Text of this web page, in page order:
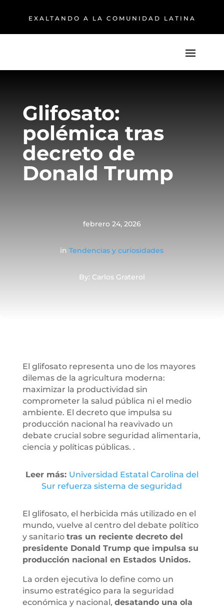
EXALTANDO A LA COMUNIDAD LATINA
Glifosato:
polémica tras
decreto de
Donald Trump
febrero 24, 2026
inTendencias y curiosidades
By: Carlos Graterol
El glifosato representa uno de los mayores
dilemas de la agricultura moderna:
maximizar la productividad sin
comprometer la salud pública ni el medio
ambiente. El decreto que impulsa su
producción nacional ha reavivado un
debate crucial sobre seguridad alimentaria,
ciencia y políticas públicas. .
Leer más: Universidad Estatal Carolina del
Sur refuerza sistema de seguridad
El glifosato, el herbicida más utilizado en el
mundo, vuelve al centro del debate político
y sanitario tras un reciente decreto del
presidente Donald Trump que impulsa su
producción nacional en Estados Unidos.
La orden ejecutiva lo define como un
insumo estratégico para la seguridad
económica y nacional, desatando una ola